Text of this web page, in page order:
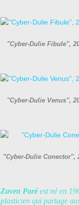
"Cyber-Dulie Fibule",
"Cyber-Dulie Venus",
"Cyber-Dulie Conector",
Zaven Paréest né en
plasticien qui partage